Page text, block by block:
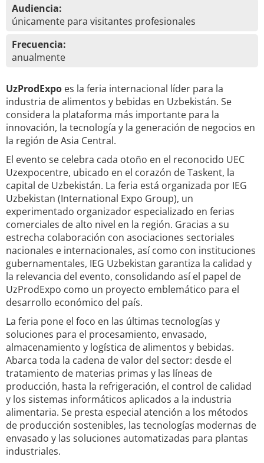
Audiencia:
únicamente para visitantes profesionales
Frecuencia:
anualmente
UzProdExpo es la feria internacional líder para la
industria de alimentos y bebidas en Uzbekistán. Se
considera la plataforma más importante para la
innovación, la tecnología y la generación de negocios en
la región de Asia Central.
El evento se celebra cada otoño en el reconocido UEC
Uzexpocentre, ubicado en el corazón de Taskent, la
capital de Uzbekistán. La feria está organizada por IEG
Uzbekistan (International Expo Group), un
experimentado organizador especializado en ferias
comerciales de alto nivel en la región. Gracias a su
estrecha colaboración con asociaciones sectoriales
nacionales e internacionales, así como con instituciones
gubernamentales, IEG Uzbekistan garantiza la calidad y
la relevancia del evento, consolidando así el papel de
UzProdExpo como un proyecto emblemático para el
desarrollo económico del país.
La feria pone el foco en las últimas tecnologías y
soluciones para el procesamiento, envasado,
almacenamiento y logística de alimentos y bebidas.
Abarca toda la cadena de valor del sector: desde el
tratamiento de materias primas y las líneas de
producción, hasta la refrigeración, el control de calidad
y los sistemas informáticos aplicados a la industria
alimentaria. Se presta especial atención a los métodos
de producción sostenibles, las tecnologías modernas de
envasado y las soluciones automatizadas para plantas
industriales.